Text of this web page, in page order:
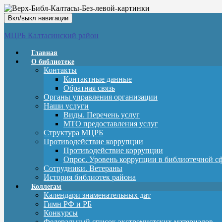
Вкл/выкл навигации
МЦРБ Калтасинский район
Главная
О библиотеке
Контакты
Контактные данные
Обратная связь
Органы управления организации
Наши услуги
Виды. Перечень услуг
МТО предоставления услуг
Структура МЦРБ
Противодействие коррупции
Противодействие коррупции
Опрос. Уровень коррупции в библиотечной
Сотрудники. Ветераны
История библиотек района
Коллегам
Календари знаменательных дат
Гимн РФ и РБ
Конкурсы